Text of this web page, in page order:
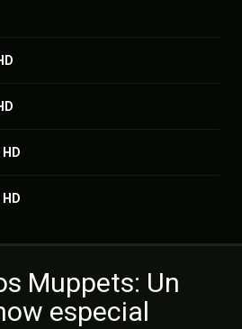
Muppets: Un
especial